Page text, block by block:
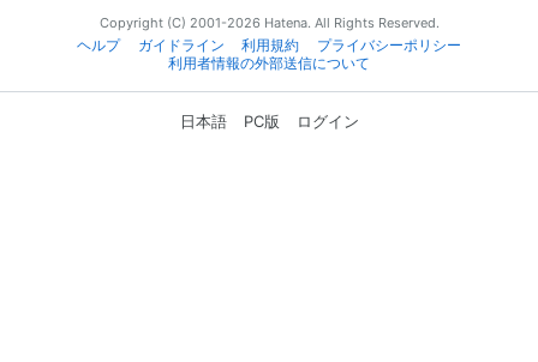
Copyright (C) 2001-2026 Hatena. All Rights Reserved.
ヘルプ
ガイドライン 利用規約
プライバシーポリシー
利用者情報の外部送信について
日本語 PC版 ログイン